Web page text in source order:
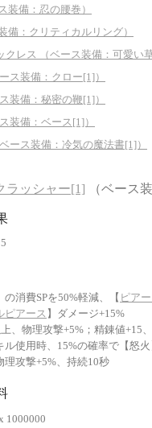
装備：忍の腰巻）
備：クリティカルリング）
クレス （ベース装備：可愛い
ス装備：クロー[1]）
装備：秘密の鞭[1]）
装備：ベース[1]）
ース装備：冷気の魔法書[1]）
ラッシャー[1] （ベース
の消費SPを50%軽減、【 ピア
ピアース 】ダメージ+15%
、物理攻撃+5%；精錬値+15
ル使用時、15%の確率で【怒
理攻撃+5%、持続10秒
1000000